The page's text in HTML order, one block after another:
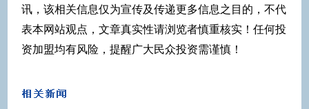
讯，该相关信息仅为宣传及传递更多信息之目的，不代
表本网站观点，文章真实性请浏览者慎重核实！任何投
资加盟均有风险，提醒广大民众投资需谨慎！